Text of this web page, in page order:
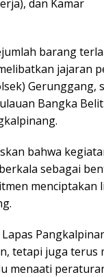
dan Kamar
barang
jajaran
Gerunggang,
Bangka
bahwa
sebagai
menciptakan
tetapi juga terus
menaati